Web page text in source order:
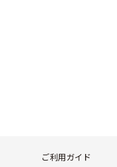
ご利用ガイド